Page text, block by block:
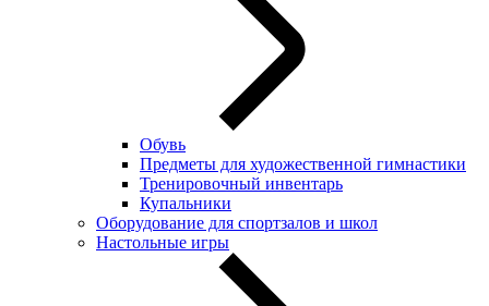
Обувь
Предметы для художественной гимнастики
Тренировочный инвентарь
Купальники
Оборудование для спортзалов и школ
Настольные игры